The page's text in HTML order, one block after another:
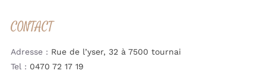
CONTACT
Adresse : Rue de l’yser, 32 à 7500 tournai
Tel : 0470 72 17 19